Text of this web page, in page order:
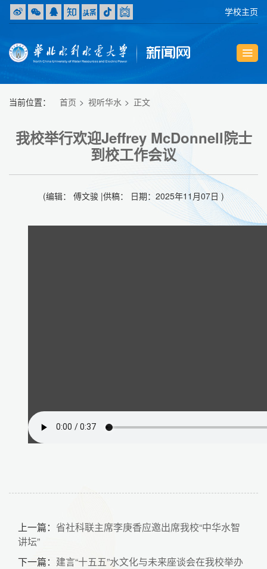
学校主页
当前位置： 首页 视听华水 正文
我校举行欢迎Jeffrey McDonnell院士
到校工作会议
(编辑： 傅文骏 |供稿： 日期：2025年11月07日 )
上一篇： 省社科联主席李庚香应邀出席我校“中华水智
讲坛”
下一篇： 建言“十五五”水文化与未来座谈会在我校举办